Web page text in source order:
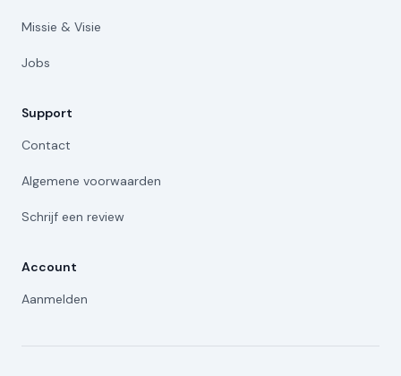
Missie & Visie
Jobs
Support
Contact
Algemene voorwaarden
Schrijf een review
Account
Aanmelden